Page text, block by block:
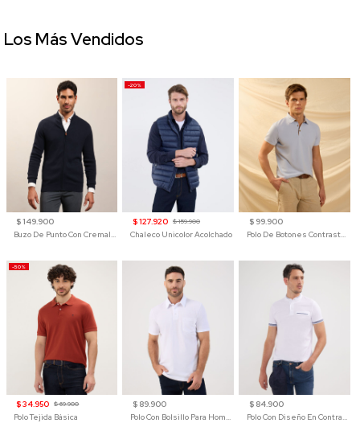
$ 149.900
Buzo De Punto Con Cremallera Para Hombre
-20%
$ 127.920 $ 159.900
Chaleco Unicolor Acolchado
$ 99.900
Polo De Botones Contraste Para Hombre
-50%
$ 34.950 $ 69.900
Polo Tejida Básica
$ 89.900
Polo Con Bolsillo Para Hombre
$ 84.900
Polo Con Diseño En Contraste
Los Más Vendidos